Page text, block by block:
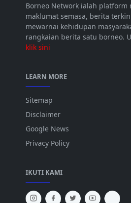
Borneo Network ialah platform
maklumat semasa, berita
mewarnai kehidupan
rangkaian berita satu borneo.
klik sini
LEARN MORE
Sitemap
Disclaimer
Google News
Privacy Policy
IKUTI KAMI